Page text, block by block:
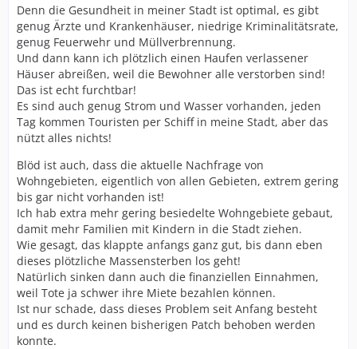
Denn die Gesundheit in meiner Stadt ist optimal, es gibt
genug Ärzte und Krankenhäuser, niedrige Kriminalitätsrate,
genug Feuerwehr und Müllverbrennung.
Und dann kann ich plötzlich einen Haufen verlassener
Häuser abreißen, weil die Bewohner alle verstorben sind!
Das ist echt furchtbar!
Es sind auch genug Strom und Wasser vorhanden, jeden
Tag kommen Touristen per Schiff in meine Stadt, aber das
nützt alles nichts!
Blöd ist auch, dass die aktuelle Nachfrage von
Wohngebieten, eigentlich von allen Gebieten, extrem gering
bis gar nicht vorhanden ist!
Ich hab extra mehr gering besiedelte Wohngebiete gebaut,
damit mehr Familien mit Kindern in die Stadt ziehen.
Wie gesagt, das klappte anfangs ganz gut, bis dann eben
dieses plötzliche Massensterben los geht!
Natürlich sinken dann auch die finanziellen Einnahmen,
weil Tote ja schwer ihre Miete bezahlen können.
Ist nur schade, dass dieses Problem seit Anfang besteht
und es durch keinen bisherigen Patch behoben werden
konnte.